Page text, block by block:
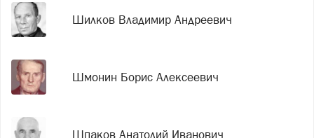
Шилков Владимир Андреевич
Шмонин Борис Алексеевич
Шпаков Анатолий Иванович